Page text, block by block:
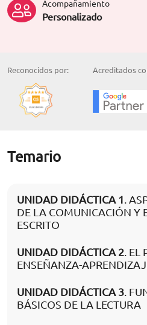
Acompañamiento
Personalizado
Reconocidos por: Acreditados
Temario
UNIDAD DIDÁCTICA 1.
DE LA COMUNICACIÓN Y
ESCRITO
UNIDAD DIDÁCTICA 2. EL
ENSEÑANZA-
UNIDAD DIDÁCTICA 3.
BÁSICOS DE LA LECTURA